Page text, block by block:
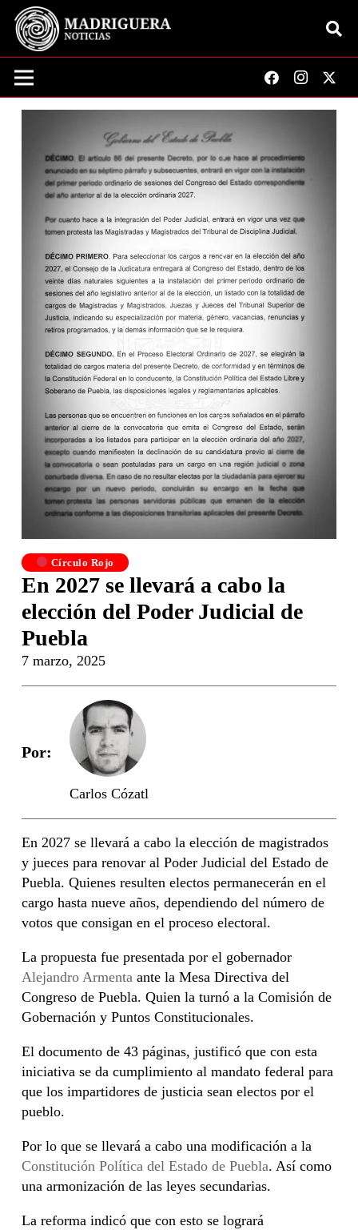
Círculo Rojo
En 2027 se llevará a cabo la
elección del Poder Judicial de
Puebla
7 marzo, 2025
Por:
Carlos Cózatl
En 2027 se llevará a cabo la elección de magistrados
y jueces para renovar al Poder Judicial del Estado de
Puebla. Quienes resulten electos permanecerán en el
cargo hasta nueve años, dependiendo del número de
votos que consigan en el proceso electoral.
La propuesta fue presentada por el gobernador
Alejandro Armenta ante la Mesa Directiva del
Congreso de Puebla. Quien la turnó a la Comisión de
Gobernación y Puntos Constitucionales.
El documento de 43 páginas, justificó que con esta
iniciativa se da cumplimiento al mandato federal para
que los impartidores de justicia sean electos por el
pueblo.
Por lo que se llevará a cabo una modificación a la
Constitución Política del Estado de Puebla. Así como
una armonización de las leyes secundarias.
La reforma indicó que con esto se logrará